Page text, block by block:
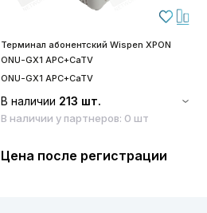
Терминал абонентский Wispen XPON
ONU-GX1 APC+CaTV
ONU-GX1 APC+CaTV
В наличии 213 шт.
В наличии у партнеров: 0 шт
Цена после регистрации